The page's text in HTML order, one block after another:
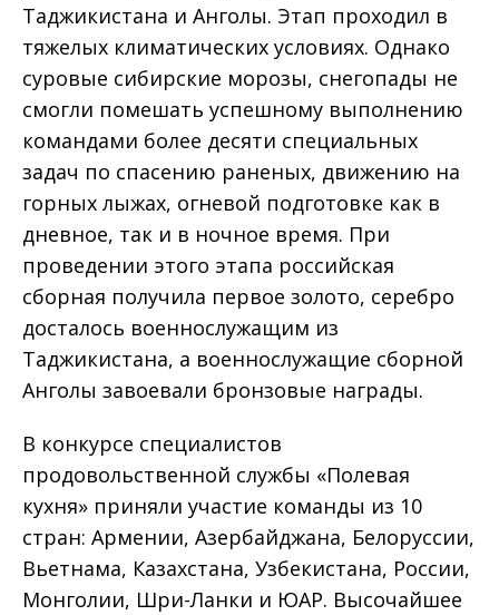
Таджикистана и Анголы. Этап проходил в
тяжелых климатических условиях. Однако
суровые сибирские морозы, снегопады не
смогли помешать успешному выполнению
командами более десяти специальных
задач по спасению раненых, движению на
горных лыжах, огневой подготовке как в
дневное, так и в ночное время. При
проведении этого этапа российская
сборная получила первое золото, серебро
досталось военнослужащим из
Таджикистана, а военнослужащие сборной
Анголы завоевали бронзовые награды.
В конкурсе специалистов
продовольственной службы «Полевая
кухня» приняли участие команды из 10
стран: Армении, Азербайджана, Белоруссии,
Вьетнама, Казахстана, Узбекистана, России,
Монголии, Шри-Ланки и ЮАР. Высочайшее